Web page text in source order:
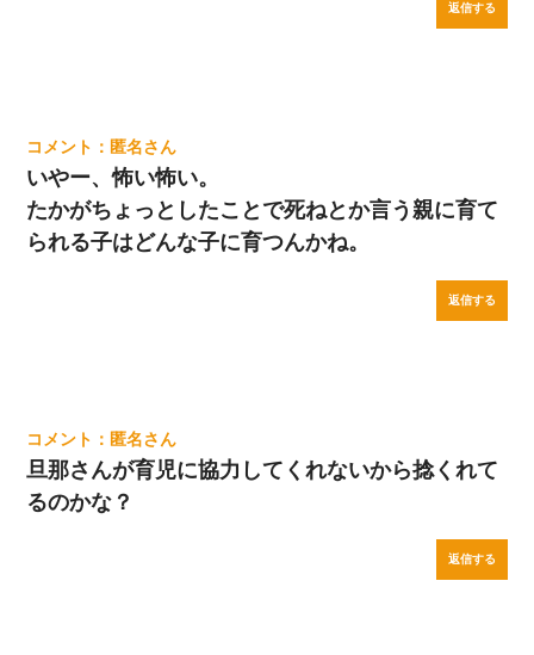
返信する
匿名
いやー、怖い怖い。
たかがちょっとしたことで死ねとか言う親に育て
られる子はどんな子に育つんかね。
返信する
匿名
旦那さんが育児に協力してくれないから捻くれて
るのかな？
返信する